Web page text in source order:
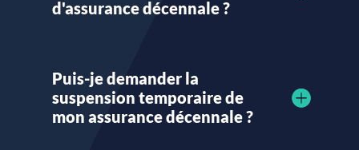
d'assurance décennale ?
Puis-je demander la
suspension temporaire de
mon assurance décennale ?